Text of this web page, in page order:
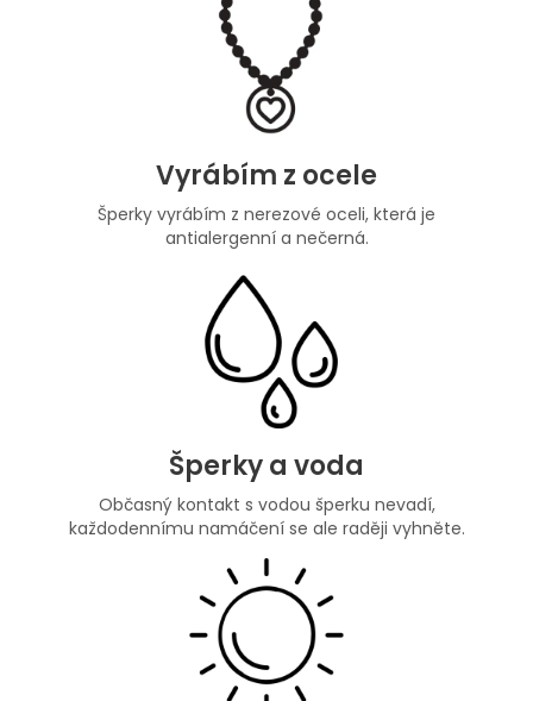
Vyrábím z ocele
Šperky vyrábím z nerezové oceli, která je
antialergenní a nečerná.
Šperky a voda
Občasný kontakt s vodou šperku nevadí,
každodennímu namáčení se ale raději vyhněte.